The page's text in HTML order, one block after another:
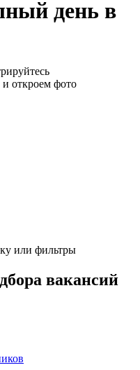
день в
откроем фото
или фильтры
вакансий